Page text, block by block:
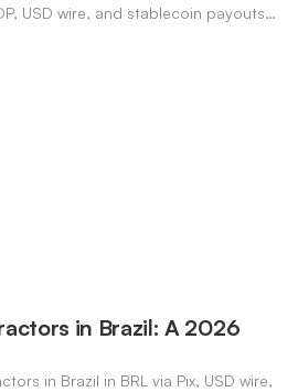
USD wire, and stablecoin payouts.
in Brazil: A 2026
in Brazil in BRL via Pix, USD wire,